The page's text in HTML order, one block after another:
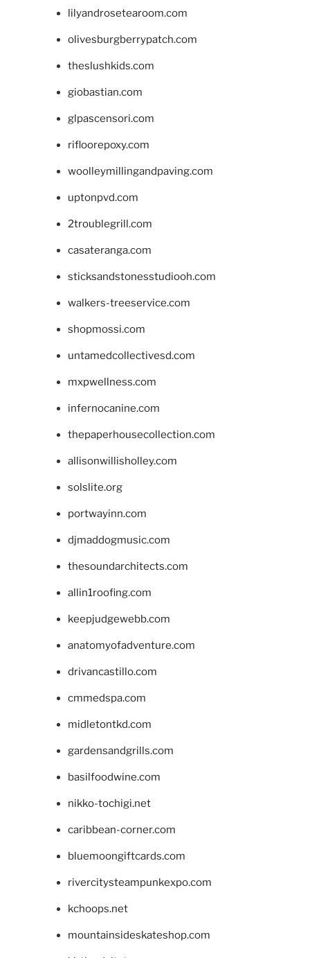
lilyandrosetearoom.com
olivesburgberrypatch.com
theslushkids.com
giobastian.com
glpascensori.com
rifloorepoxy.com
woolleymillingandpaving.com
uptonpvd.com
2troublegrill.com
casateranga.com
sticksandstonesstudiooh.com
walkers-treeservice.com
shopmossi.com
untamedcollectivesd.com
mxpwellness.com
infernocanine.com
thepaperhousecollection.com
allisonwillisholley.com
solslite.org
portwayinn.com
djmaddogmusic.com
thesoundarchitects.com
allin1roofing.com
keepjudgewebb.com
anatomyofadventure.com
drivancastillo.com
cmmedspa.com
midletontkd.com
gardensandgrills.com
basilfoodwine.com
nikko-tochigi.net
caribbean-corner.com
bluemoongiftcards.com
rivercitysteampunkexpo.com
kchoops.net
mountainsideskateshop.com